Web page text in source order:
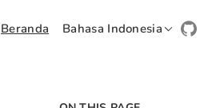
Beranda Bahasa Indonesia